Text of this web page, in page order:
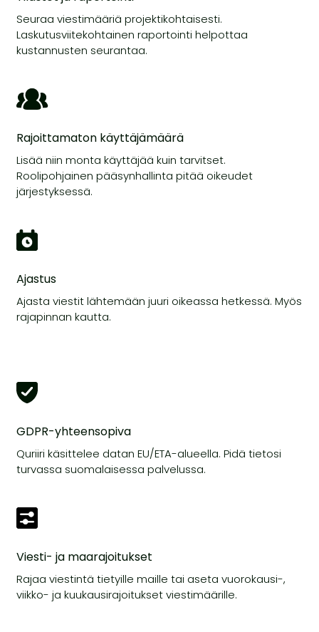
Seuraa viestimääriä projektikohtaisesti.
Laskutusviitekohtainen raportointi helpottaa
kustannusten seurantaa.
Rajoittamaton käyttäjämäärä
Lisää niin monta käyttäjää kuin tarvitset.
Roolipohjainen pääsynhallinta pitää oikeudet
järjestyksessä.
Ajastus
Ajasta viestit lähtemään juuri oikeassa hetkessä. Myös
rajapinnan kautta.
GDPR-yhteensopiva
Quriiri käsittelee datan EU/ETA-alueella. Pidä tietosi
turvassa suomalaisessa palvelussa.
Viesti- ja maarajoitukset
Rajaa viestintä tietyille maille tai aseta vuorokausi-,
viikko- ja kuukausirajoitukset viestimäärille.